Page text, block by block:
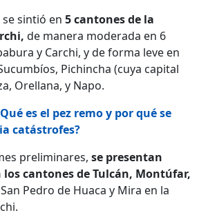
sintió en5 cantones de la
de manera moderada en 6
y Carchi, y de forma leve en
Pichincha (cuya capital
Orellana, y Napo.
es el pez remo y por qué se
catástrofes?
preliminares,se presentan
los cantones de Tulcán, Montúfar,
San Pedro de Huaca y Mira en la